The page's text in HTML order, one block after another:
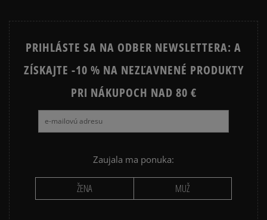
PRIHLÁSTE SA NA ODBER NEWSLETTERA: A
ZÍSKAJTE -10 % NA NEZĽAVNENÉ PRODUKTY
PRI NÁKUPOCH NAD 80 €
Zaujala ma ponuka:
ŽENA MUŽ